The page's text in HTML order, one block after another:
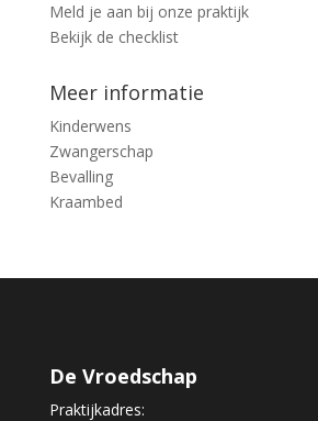
Meld je aan bij onze praktijk
Bekijk de checklist
Meer informatie
Kinderwens
Zwangerschap
Bevalling
Kraambed
De Vroedschap
Praktijkadres: